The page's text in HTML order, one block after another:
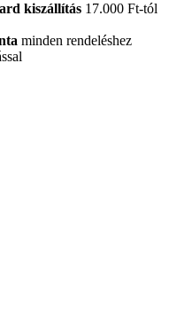
kiszállítás 17.000 Ft-tól
minden rendeléshez